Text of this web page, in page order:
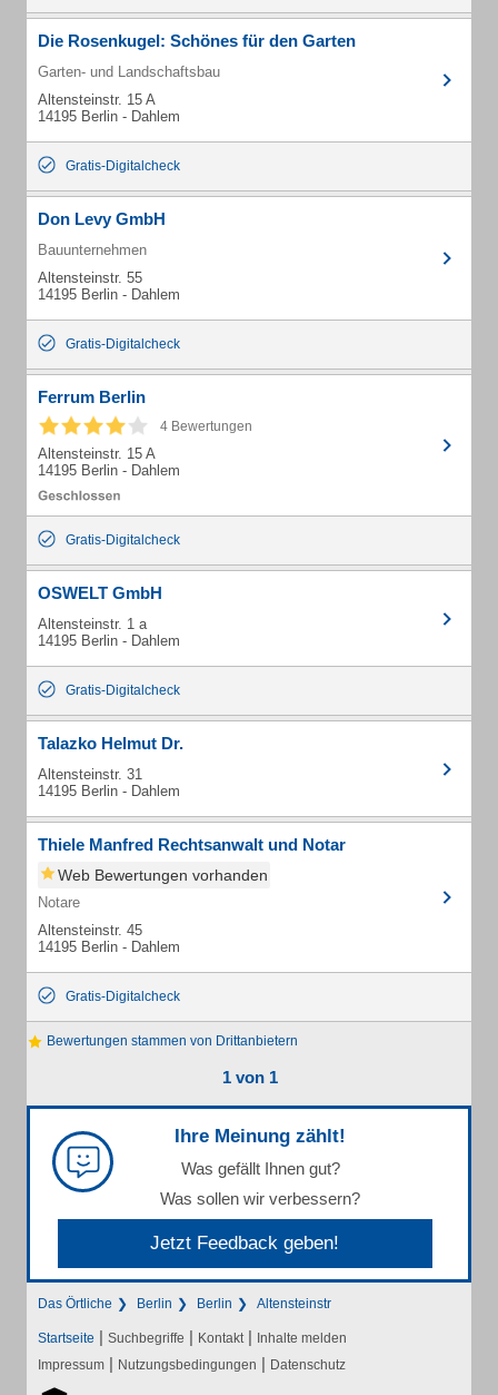
Die Rosenkugel: Schönes für den Garten
Garten- und Landschaftsbau
Altensteinstr. 15 A
14195 Berlin - Dahlem
Gratis-Digitalcheck
Don Levy GmbH
Bauunternehmen
Altensteinstr. 55
14195 Berlin - Dahlem
Gratis-Digitalcheck
Ferrum Berlin
4 Bewertungen
Altensteinstr. 15 A
14195 Berlin - Dahlem
Gratis-Digitalcheck
OSWELT GmbH
Altensteinstr. 1 a
14195 Berlin - Dahlem
Gratis-Digitalcheck
Talazko Helmut Dr.
Altensteinstr. 31
14195 Berlin - Dahlem
Thiele Manfred Rechtsanwalt und Notar
Web Bewertungen vorhanden
Notare
Altensteinstr. 45
14195 Berlin - Dahlem
Gratis-Digitalcheck
Bewertungen stammen von Drittanbietern
1 von 1
Ihre Meinung zählt!
Was gefällt Ihnen gut?
Was sollen wir verbessern?
Jetzt Feedback geben!
Das Örtliche Berlin Berlin Altensteinstr
Startseite | Suchbegriffe | Kontakt | Inhalte melden
Impressum | Nutzungsbedingungen | Datenschutz